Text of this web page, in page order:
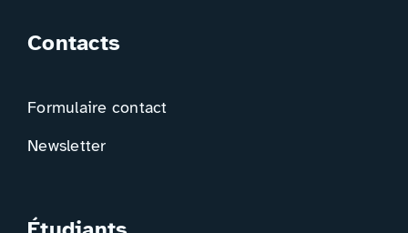
Contacts
Formulaire contact
Newsletter